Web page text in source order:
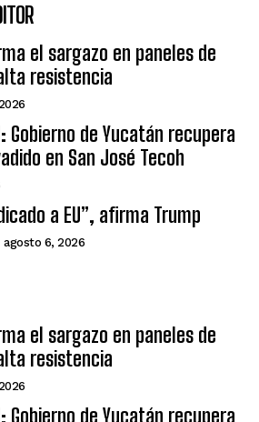
el sargazo en paneles de
resistencia
Gobierno de Yucatán recupera
en San José Tecoh
a EU”, afirma Trump
agosto 6, 2026
el sargazo en paneles de
resistencia
Gobierno de Yucatán recupera